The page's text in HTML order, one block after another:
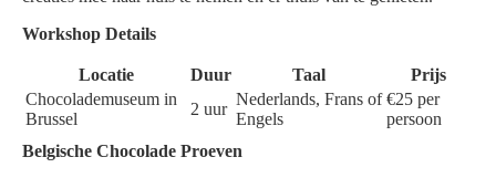
Workshop Details
Locatie Duur Taal
Prijs
Chocolademuseum in
Brussel
2 uur
Nederlands, Frans of
Engels
€25 per
persoon
Belgische Chocolade Proeven